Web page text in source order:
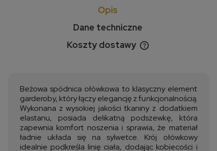
Opis
Dane techniczne
Koszty dostawy
Cena nie zawiera ewentualnych kosztów płatności
Beżowa spódnica ołówkowa to klasyczny element
garderoby, który łączy elegancję z funkcjonalnością.
Wykonana z wysokiej jakości tkaniny z dodatkiem
elastanu, posiada delikatną podszewkę, która
zapewnia komfort noszenia i sprawia, że materiał
ładnie układa się na sylwetce. Krój ołówkowy
idealnie podkreśla linię ciała, dodając kobiecości i